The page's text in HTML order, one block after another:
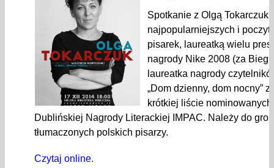
Spotkanie z Olgą Tokarczuk
najpopularniejszych i
pisarek, laureatką wielu
nagrody Nike 2008 (za
laureatka nagrody
„Dom dzienny, dom nocny”
krótkiej liście
Dublińskiej Nagrody Literackiej IMPAC. Należy do
tłumaczonych polskich pisarzy.
Czytaj online.